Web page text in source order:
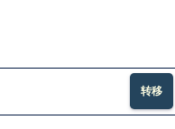
转移